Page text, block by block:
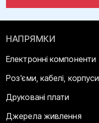
НАПРЯМКИ
Електронні компоненти
Роз'єми, кабелі, корпуси
Друковані плати
Джерела живлення